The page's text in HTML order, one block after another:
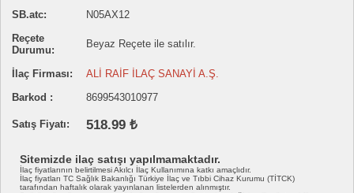
SB.atc:
N05AX12
Reçete
Durumu:
Beyaz Reçete ile satılır.
İlaç Firması:
ALİ RAİF İLAÇ SANAYİ A.Ş.
Barkod :
8699543010977
Satış Fiyatı: 518.99 ₺
Sitemizde ilaç satışı yapılmamaktadır.
İlaç fiyatlarının belirtilmesi Akılcı İlaç Kullanımına katkı amaçlıdır.
İlaç fiyatları TC Sağlık Bakanlığı Türkiye İlaç ve Tıbbi Cihaz Kurumu (TİTCK)
tarafından haftalık olarak yayınlanan listelerden alınmıştır.